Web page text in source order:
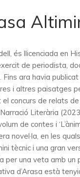
és llicenciada en
de periodista,
Fins ara havia
i altres paisatges
concurs de relats
Literària
de contes i
novel·la, en les
tècnic i una gran
per una veta amb un
d’Arasa està